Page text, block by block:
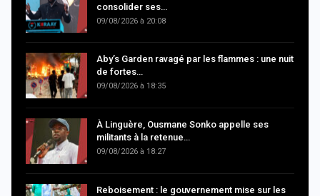
consolider ses…
09/08/2026 à 20:08
Aby’s Garden ravagé par les flammes : une nuit
de fortes…
09/08/2026 à 18:35
À Linguère, Ousmane Sonko appelle ses
militants à la retenue…
09/08/2026 à 18:27
Reboisement : le gouvernement mise sur les